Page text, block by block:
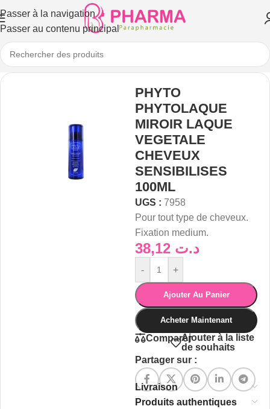
Passer à la navigation
Passer au contenu principal
PHYTO
PHYTOLAQUE
MIROIR LAQUE
VEGETALE
CHEVEUX
SENSIBILISES
100ML
UGS : 7958
Pour tout type de cheveux.
Fixation medium.
د.ت
- +
Ajouter Au Panier
Acheter Maintenant
ComparerAjouter à la liste
de souhaits
Partager sur :
Livraison
Produits authentiques